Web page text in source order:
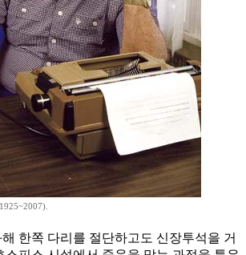
한쪽 다리를 절단하고도 신장투석을 거